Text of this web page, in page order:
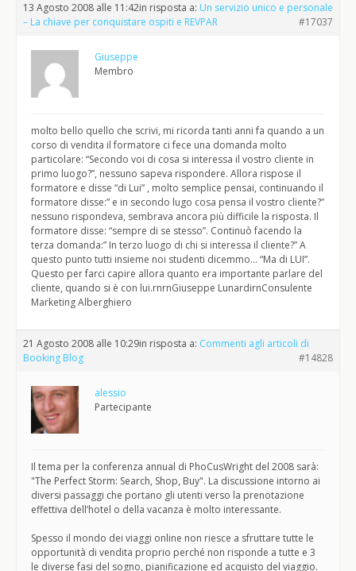
13 Agosto 2008 alle 11:42in risposta a: Un servizio unico e personale
– La chiave per conquistare ospiti e REVPAR
#17037
Giuseppe
Membro
molto bello quello che scrivi, mi ricorda tanti anni fa quando a un
corso di vendita il formatore ci fece una domanda molto
particolare: “Secondo voi di cosa si interessa il vostro cliente in
primo luogo?”, nessuno sapeva rispondere. Allora rispose il
formatore e disse “di Lui” , molto semplice pensai, continuando il
formatore disse:” e in secondo lugo cosa pensa il vostro cliente?”
nessuno rispondeva, sembrava ancora più difficile la risposta. Il
formatore disse: “sempre di se stesso”. Continuò facendo la
terza domanda:” In terzo luogo di chi si interessa il cliente?” A
questo punto tutti insieme noi studenti dicemmo… “Ma di LUI”.
Questo per farci capire allora quanto era importante parlare del
cliente, quando si è con lui.rnrnGiuseppe LunardirnConsulente
Marketing Alberghiero
21 Agosto 2008 alle 10:29in risposta a: Commenti agli articoli di
Booking Blog
#14828
alessio
Partecipante
Il tema per la conferenza annual di PhoCusWright del 2008 sarà:
"The Perfect Storm: Search, Shop, Buy". La discussione intorno ai
diversi passaggi che portano gli utenti verso la prenotazione
effettiva dell’hotel o della vacanza è molto interessante.
Spesso il mondo dei viaggi online non riesce a sfruttare tutte le
opportunità di vendita proprio perché non risponde a tutte e 3
le diverse fasi del sogno, pianificazione ed acquisto del viaggio.